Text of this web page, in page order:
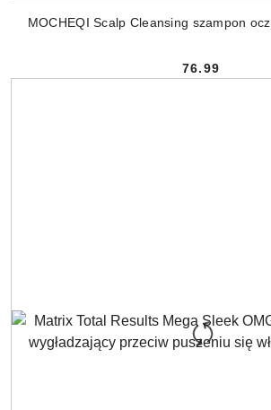
MOCHEQI Scalp Cleansing szampon
Cena:
76.99